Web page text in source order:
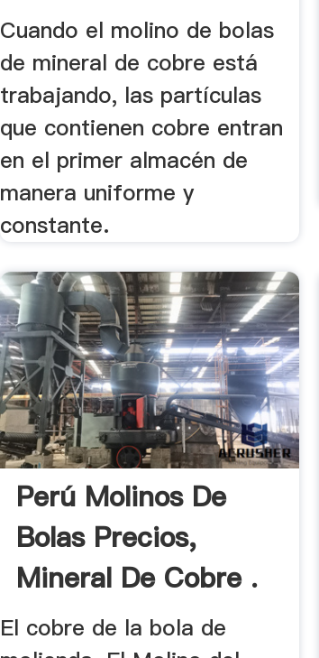
.
Cuando el molino de bolas
de mineral de cobre está
trabajando, las partículas
que contienen cobre entran
en el primer almacén de
manera uniforme y
constante.
Perú Molinos De
Bolas Precios,
Mineral De Cobre .
El cobre de la bola de